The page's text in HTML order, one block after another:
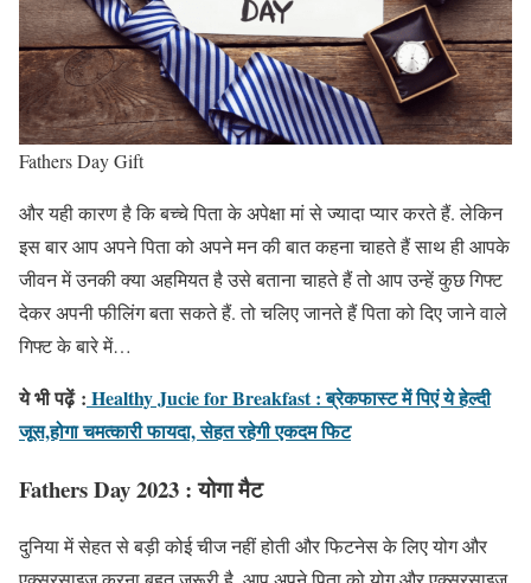
Fathers Day Gift
और यही कारण है कि बच्चे पिता के अपेक्षा मां से ज्यादा प्यार करते हैं. लेकिन
इस बार आप अपने पिता को अपने मन की बात कहना चाहते हैं साथ ही आपके
जीवन में उनकी क्या अहमियत है उसे बताना चाहते हैं तो आप उन्हें कुछ गिफ्ट
देकर अपनी फीलिंग बता सकते हैं. तो चलिए जानते हैं पिता को दिए जाने वाले
गिफ्ट के बारे में…
ये भी पढ़ें : Healthy Jucie for Breakfast : ब्रेकफास्ट में पिएं ये हेल्दी
जूस,होगा चमत्कारी फायदा, सेहत रहेगी एकदम फिट
Fathers Day 2023 : योगा मैट
दुनिया में सेहत से बड़ी कोई चीज नहीं होती और फिटनेस के लिए योग और